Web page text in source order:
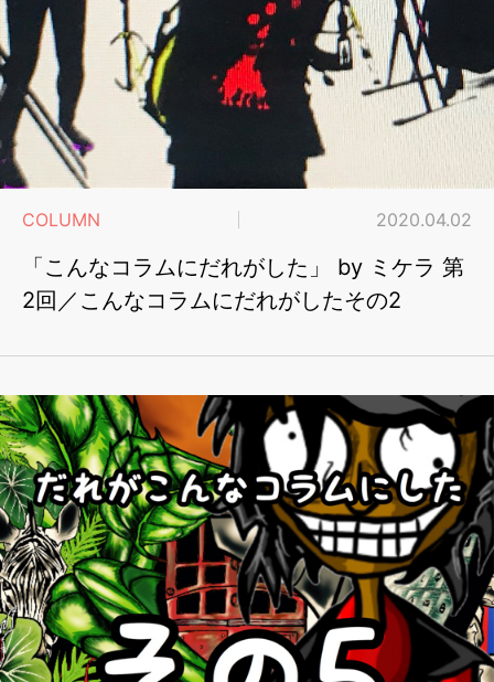
COLUMN 2020.04.02
「こんなコラムにだれがした」 by ミケラ 第
2回／こんなコラムにだれがしたその2